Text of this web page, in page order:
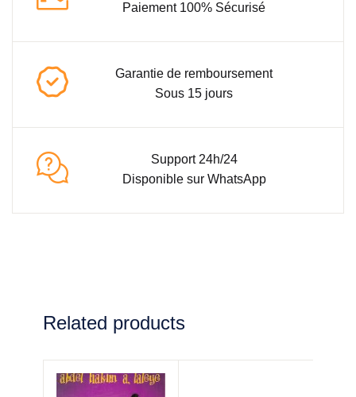
Paiement 100% Sécurisé
Garantie de remboursement
Sous 15 jours
Support 24h/24
Disponible sur WhatsApp
Related products